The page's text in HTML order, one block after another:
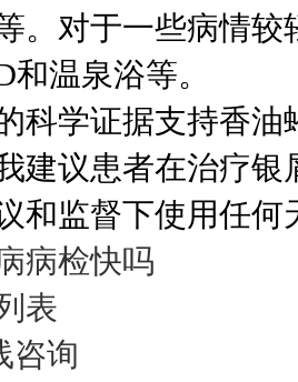
。对于一些病情
温泉浴等。
科学证据支持香
建议患者在治疗
和监督下使用任何
病检快吗
表
咨询